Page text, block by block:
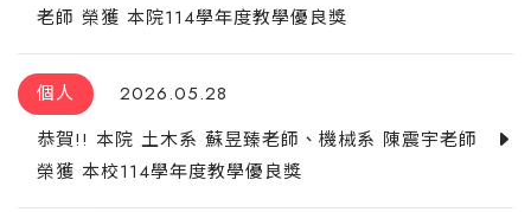
老師 榮獲 本院114學年度教學優良獎
個人
2026.05.28
恭賀!! 本院 土木系 蘇昱臻老師、機械系 陳震宇老師
榮獲 本校114學年度教學優良獎